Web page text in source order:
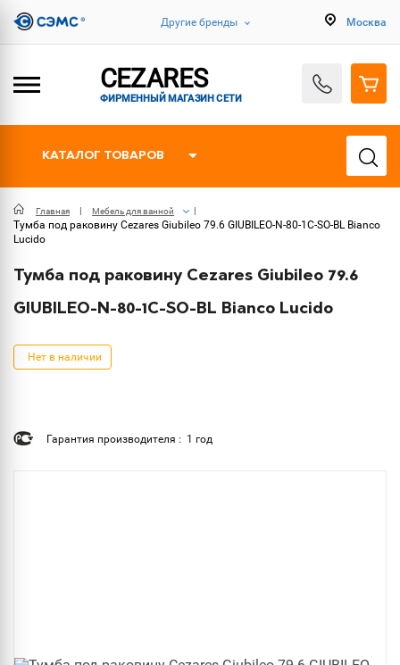
Другие бренды Москва
CEZARES
ФИРМЕННЫЙ МАГАЗИН СЕТИ
КАТАЛОГ ТОВАРОВ
Главная Мебель для ванной
Тумба под раковину Cezares Giubileo 79.6 GIUBILEO-N-80-1C-SO-BL Bianco
Lucido
Тумба под раковину Cezares Giubileo 79.6
GIUBILEO-N-80-1C-SO-BL Bianco Lucido
Нет в наличии
Гарантия производителя : 1 год